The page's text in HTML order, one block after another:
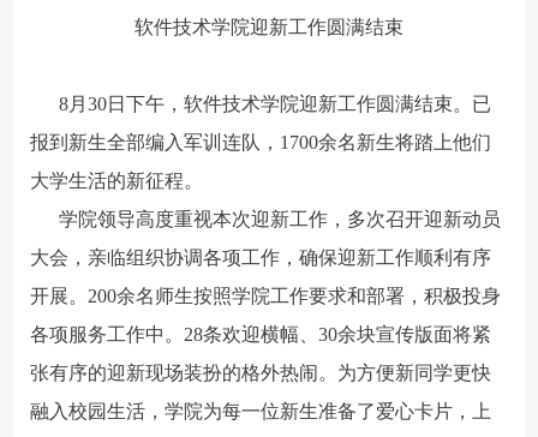
软件技术学院迎新工作圆满结束
8月30日下午，软件技术学院迎新工作圆满结束。已
报到新生全部编入军训连队，1700余名新生将踏上他们
大学生活的新征程。
学院领导高度重视本次迎新工作，多次召开迎新动员
大会，亲临组织协调各项工作，确保迎新工作顺利有序
开展。200余名师生按照学院工作要求和部署，积极投身
各项服务工作中。28条欢迎横幅、30余块宣传版面将紧
张有序的迎新现场装扮的格外热闹。为方便新同学更快
融入校园生活，学院为每一位新生准备了爱心卡片，上